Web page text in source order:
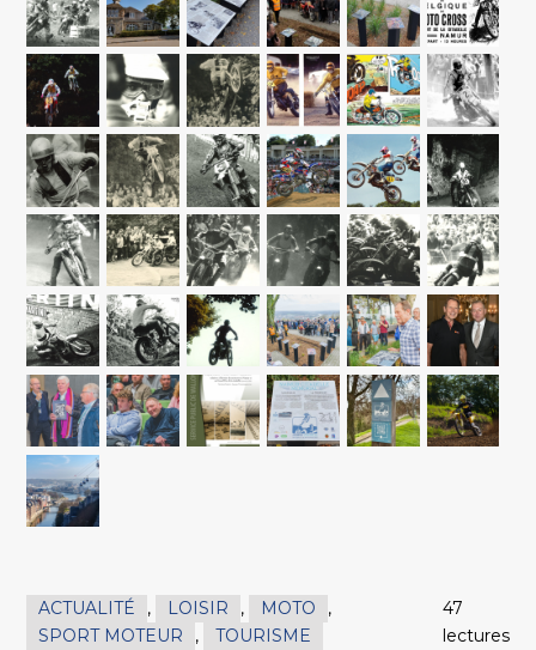
ACTUALITÉ , LOISIR , MOTO
,
SPORT MOTEUR
, TOURISME
47
lectures